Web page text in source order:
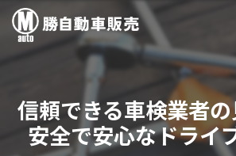
信頼できる車検業者の
安全で安心なドライ